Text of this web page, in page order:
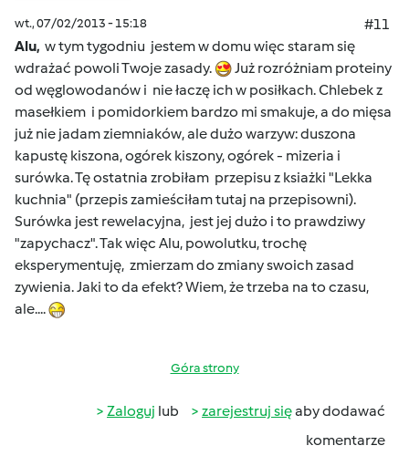
wt., 07/02/2013 - 15:18
#11
Alu, w tym tygodniu jestem w domu więc staram się
wdrażać powoli Twoje zasady.
Już rozróżniam proteiny
od węglowodanów i nie łaczę ich w posiłkach. Chlebek z
masełkiem i pomidorkiem bardzo mi smakuje, a do mięsa
już nie jadam ziemniaków, ale dużo warzyw: duszona
kapustę kiszona, ogórek kiszony, ogórek - mizeria i
surówka. Tę ostatnia zrobiłam przepisu z ksiażki "Lekka
kuchnia" (przepis zamieściłam tutaj na przepisowni).
Surówka jest rewelacyjna, jest jej dużo i to prawdziwy
"zapychacz". Tak więc Alu, powolutku, trochę
eksperymentuję, zmierzam do zmiany swoich zasad
zywienia. Jaki to da efekt? Wiem, że trzeba na to czasu,
ale....
Góra strony
Zaloguj lub zarejestruj sięaby dodawać
komentarze